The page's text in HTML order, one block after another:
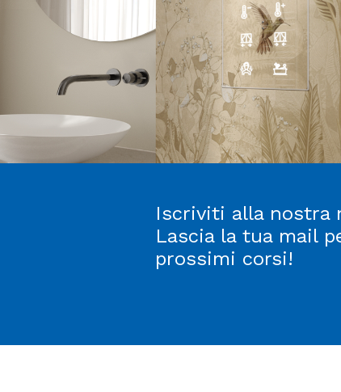
Iscriviti alla nostra
Lascia la tua mail
prossimi corsi!